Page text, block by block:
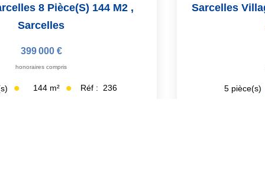
8 Pièce(s) 144 M2 ,
Sarcelles
399 000 €
honoraires compris
144 m² Réf : 236 5 pièce(s)